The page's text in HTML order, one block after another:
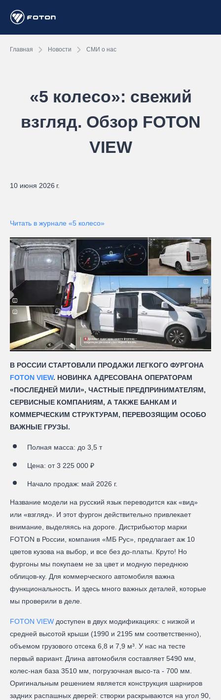
Главная Новости СМИ о нас
«5 колесо»: свежий
взгляд. Обзор FOTON
VIEW
10 июня 2026 г.
Читать в журнале «5 колесо»
В РОССИИ СТАРТОВАЛИ ПРОДАЖИ ЛЕГКОГО ФУРГОНА
FOTON VIEW. НОВИНКА АДРЕСОВАНА ОПЕРАТОРАМ
«ПОСЛЕДНЕЙ МИЛИ», ЧАСТНЫЕ ПРЕДПРИНИМАТЕЛЯМ,
СЕРВИСНЫЕ КОМПАНИЯМ, А ТАКЖЕ БАНКАМ И
КОММЕРЧЕСКИМ СТРУКТУРАМ, ПЕРЕВОЗЯЩИМ ОСОБО
ВАЖНЫЕ ГРУЗЫ.
Полная масса: до 3,5 т
Цена: от 3 225 000 ₽
Начало продаж: май 2026 г.
Название модели на русский язык переводится как «вид»
или «взгляд». И этот фургон действительно привлекает
внимание, выделяясь на дороге. Дистрибьютор марки
FOTON в России, компания «МБ Рус», предлагает аж 10
цветов кузова на выбор, и все без до-платы. Круто! Но
фургоны мы покупаем не за цвет и модную переднюю
облицов-ку. Для коммерческого автомобиля важна
функциональность. И здесь много важных деталей, которые
мы проверили в деле.
FOTON VIEW доступен в двух модификациях: с низкой и
средней высотой крыши (1990 и 2195 мм соответственно),
объемом грузового отсека 6,8 и 7,9 м³. У нас на тесте
первый вариант. Длина автомобиля составляет 5490 мм,
колес-ная база 3510 мм, погрузочная высо-та - 700 мм.
Оригинальным решением является конструкция шарниров
задних распашных дверей: створки раскрываются на угол 90,